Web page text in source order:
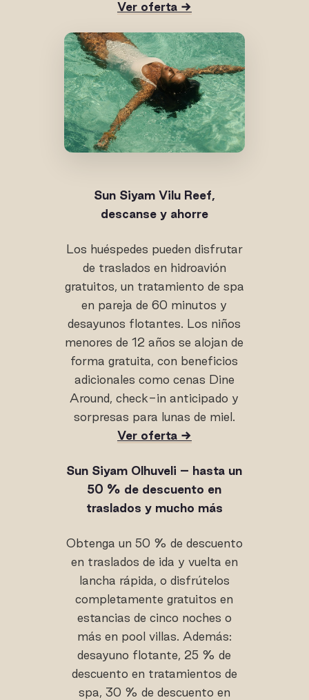
Ver oferta →
Sun Siyam Vilu Reef,
descanse y ahorre
Los huéspedes pueden disfrutar
de traslados en hidroavión
gratuitos, un tratamiento de spa
en pareja de 60 minutos y
desayunos flotantes. Los niños
menores de 12 años se alojan de
forma gratuita, con beneficios
adicionales como cenas Dine
Around, check-in anticipado y
sorpresas para lunas de miel.
Ver oferta →
Sun Siyam Olhuveli – hasta un
50 % de descuento en
traslados y mucho más
Obtenga un 50 % de descuento
en traslados de ida y vuelta en
lancha rápida, o disfrútelos
completamente gratuitos en
estancias de cinco noches o
más en pool villas. Además:
desayuno flotante, 25 % de
descuento en tratamientos de
spa, 30 % de descuento en